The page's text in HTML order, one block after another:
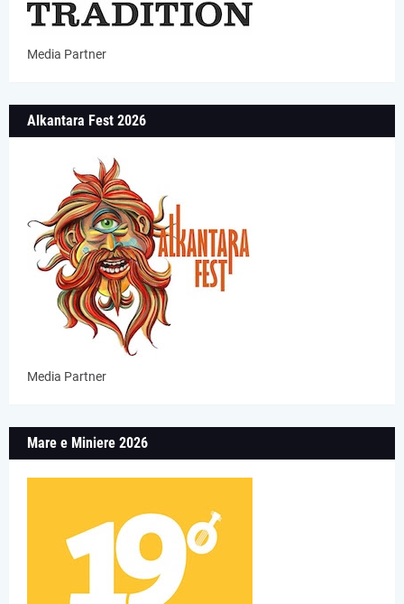
Media Partner
Alkantara Fest 2026
Media Partner
Mare e Miniere 2026